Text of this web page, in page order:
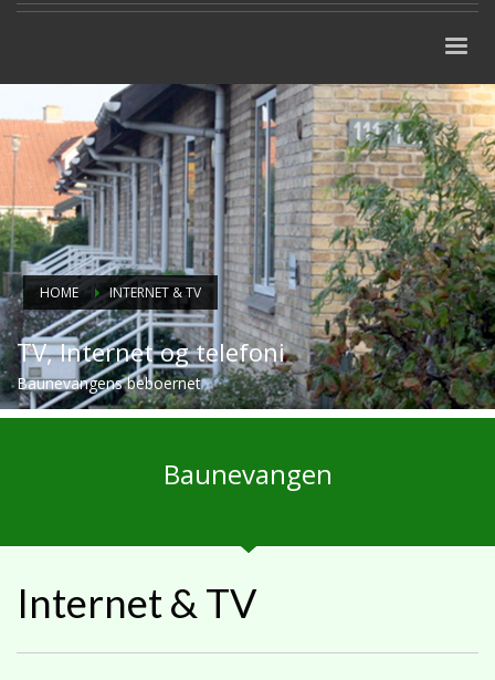
HOME INTERNET & TV
TV, Internet og telefoni
Baunevangens beboernet
Baunevangen
Internet & TV